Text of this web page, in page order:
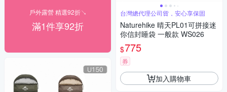
戶外露營 精選92折↘
滿1件享92折
台灣總代理公司貨，安心享保固
Naturehike 晴天PL01可拼接迷
你信封睡袋 一般款 WS026
$775
券
加入購物車